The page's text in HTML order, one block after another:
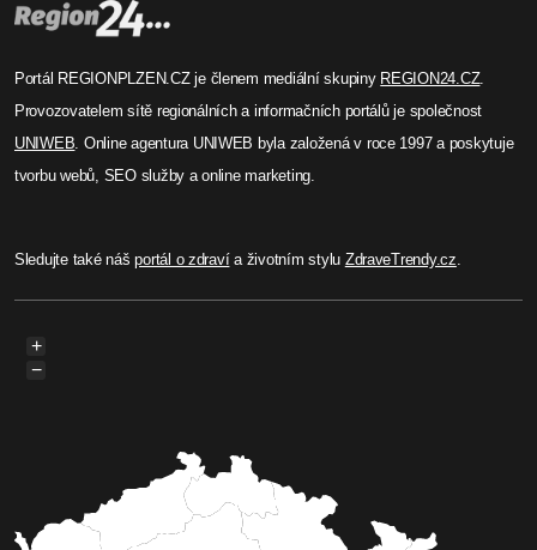
Portál REGIONPLZEN.CZ je členem mediální skupiny REGION24.CZ.
Provozovatelem sítě regionálních a informačních portálů je společnost
UNIWEB. Online agentura UNIWEB byla založená v roce 1997 a poskytuje
tvorbu webů, SEO služby a online marketing.
Sledujte také nášportál o zdravía životním stylu ZdraveTrendy.cz.
+
−